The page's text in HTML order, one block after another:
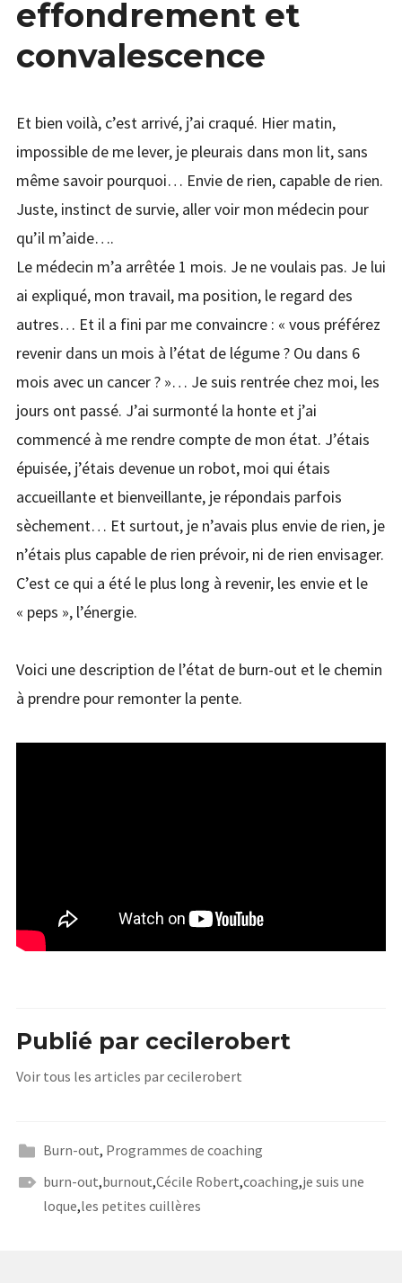
Vie Mort Vie
Mission de vie & Ikigai
L’éviter, à temps
Effondrement et convalescence
Programme pour récupérer
PODCAST & PROGRAMMES
le
QUI JE SUIS
effondrement et
convalescence
Et bien voilà, c’est arrivé, j’ai craqué. Hier matin,
impossible de me lever, je pleurais dans mon lit, sans
même savoir pourquoi… Envie de rien, capable de rien.
Juste, instinct de survie, aller voir mon médecin pour
qu’il m’aide….
Le médecin m’a arrêtée 1 mois. Je ne voulais pas. Je lui
ai expliqué, mon travail, ma position, le regard des
autres… Et il a fini par me convaincre : « vous préférez
revenir dans un mois à l’état de légume ? Ou dans 6
mois avec un cancer ? »… Je suis rentrée chez moi, les
jours ont passé. J’ai surmonté la honte et j’ai
commencé à me rendre compte de mon état. J’étais
épuisée, j’étais devenue un robot, moi qui étais
accueillante et bienveillante, je répondais parfois
sèchement… Et surtout, je n’avais plus envie de rien, je
n’étais plus capable de rien prévoir, ni de rien envisager.
C’est ce qui a été le plus long à revenir, les envie et le
« peps », l’énergie.
Voici une description de l’état de burn-out et le chemin
à prendre pour remonter la pente.
Publié par cecilerobert
Voir tous les articles par cecilerobert
Burn-out, Programmes de coaching
burn-out,burnout,Cécile Robert,coaching,je suis une
loque,les petites cuillères